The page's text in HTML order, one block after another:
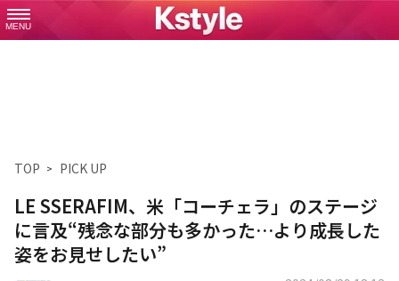
MENU
TOP PICK UP
LE SSERAFIM、米「コーチェラ」のステージ
に言及“残念な部分も多かった…より成長した
姿をお見せしたい”